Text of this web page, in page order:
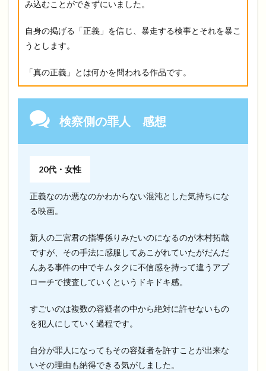
み込むことができずにいました。
自身の掲げる「正義」を信じ、暴走する検事とそれを暴こ
うとします。
「真の正義」とは何かを問われる作品です。
検察側の罪人 感想
20代・女性
正義なのか悪なのかわからない混沌とした気持ちにな
る映画。
新人の二宮君の指導係りみたいのになるのが木村拓哉
ですが、その手法に感服してあこがれていたがだんだ
んある事件の中でキムタクに不信感を持って違うアプ
ローチで捜査していくというドキドキ感。
すごいのは複数の容疑者の中から絶対に許せないもの
を犯人にしていく過程です。
自分が罪人になってもその容疑者を許すことが出来な
いその理由も納得できる気がしました。